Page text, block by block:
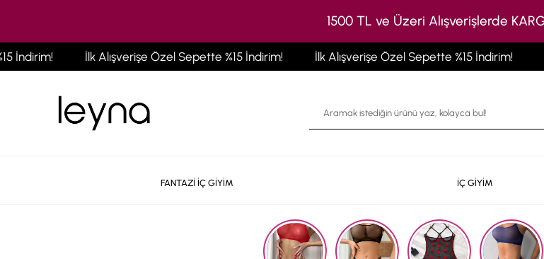
1500 TL ve Üzeri Alışverişlerde
İlk Alışverişe Özel Sepette %15 İndirim! İlk Alışverişe Özel Sepette %15 İndirim! İlk
FANTAZİ İÇ GİYİM İÇ GİYİM